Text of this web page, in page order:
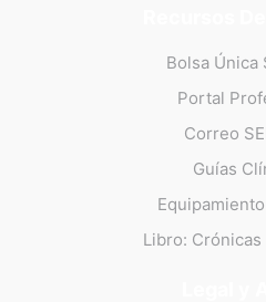
Bolsa Única
Portal
Correo
Guías
Libro: Crónicas